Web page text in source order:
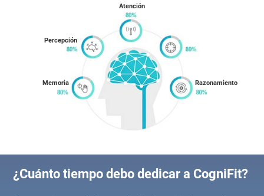
Memoria
Percepción
Atención
Razonamiento
¿Cuánto tiempo debo dedicar a CogniFit?